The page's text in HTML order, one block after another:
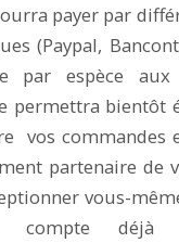
payer par
(Paypal,
par espèce aux
permettra bientôt
vos commandes
partenaire de
vous-
compte déjà